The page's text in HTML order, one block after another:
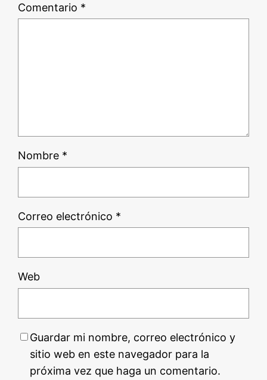
Comentario *
Nombre *
Correo electrónico *
Web
Guardar mi nombre, correo electrónico y
sitio web en este navegador para la
próxima vez que haga un comentario.